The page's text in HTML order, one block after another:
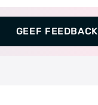
GEEF FEEDBACK